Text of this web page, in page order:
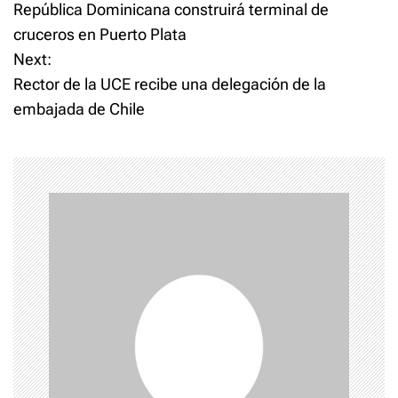
o
s
t
a
v
i
g
a
t
República Dominicana construirá terminal de
cruceros en Puerto Plata
Next:
Rector de la UCE recibe una delegación de la
embajada de Chile